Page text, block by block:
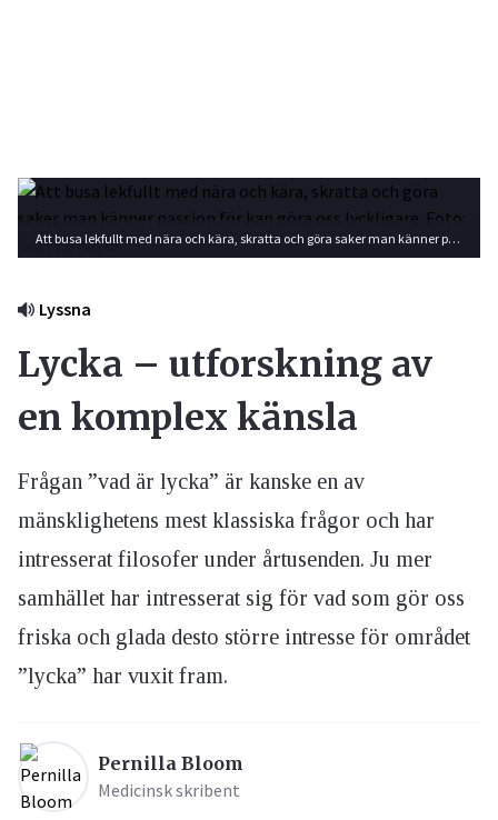
Att busa lekfullt med nära och kära, skratta och göra saker man känner passion för kan göra oss lyckligare. Foto: Getty Images
Lyssna
Lycka – utforskning av
en komplex känsla
Frågan ”vad är lycka” är kanske en av
mänsklighetens mest klassiska frågor och har
intresserat filosofer under årtusenden. Ju mer
samhället har intresserat sig för vad som gör oss
friska och glada desto större intresse för området
”lycka” har vuxit fram.
Pernilla Bloom
Medicinsk skribent